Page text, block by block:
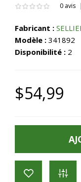
0 avis
Fabricant :
Modèle : 341892
Disponibilité : 2
$54,99